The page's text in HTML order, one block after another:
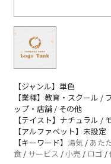
【ジャンル】単色
【業種】教育・スクール /
ップ・店舗 / その他
【テイスト】ナチュラル /
【アルファベット】未設定
【キーワード】 湯気 / あた
食 / サービス /小売 / ロゴ /